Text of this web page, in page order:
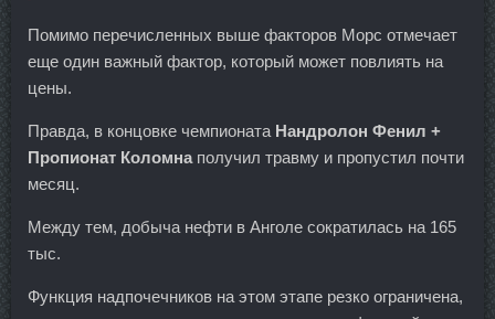
Помимо перечисленных выше факторов Морс отмечает
еще один важный фактор, который может повлиять на
цены.
Правда, в концовке чемпионата Нандролон Фенил +
Пропионат Коломна получил травму и пропустил почти
месяц.
Между тем, добыча нефти в Анголе сократилась на 165
тыс.
Функция надпочечников на этом этапе резко ограничена,